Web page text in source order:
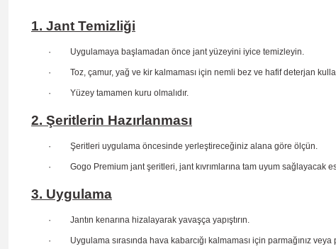
1. Jant Temizliği
· Uygulamaya başlamadan önce jant yüzeyini iyice temizleyin.
· Toz, çamur, yağ ve kir kalmaması için nemli bez ve hafif deterjan
· Yüzey tamamen kuru olmalıdır.
2. Şeritlerin Hazırlanması
· Şeritleri uygulama öncesinde yerleştireceğiniz alana göre ölçün.
· Gogo Premium jant şeritleri, jant kıvrımlarına tam uyum sağlayacak
3. Uygulama
· Jantın kenarına hizalayarak yavaşça yapıştırın.
· Uygulama sırasında hava kabarcığı kalmaması için parmağınız